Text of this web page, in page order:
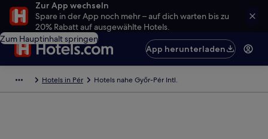
Zur App wechseln
Spare in der App noch mehr – auf dich warten bis zu
20% Rabatt auf ausgewählte Hotels.
Zum Hauptinhalt springen
App herunterladen
Hotels in Pér Hotels nahe Győr-Pér Intl.